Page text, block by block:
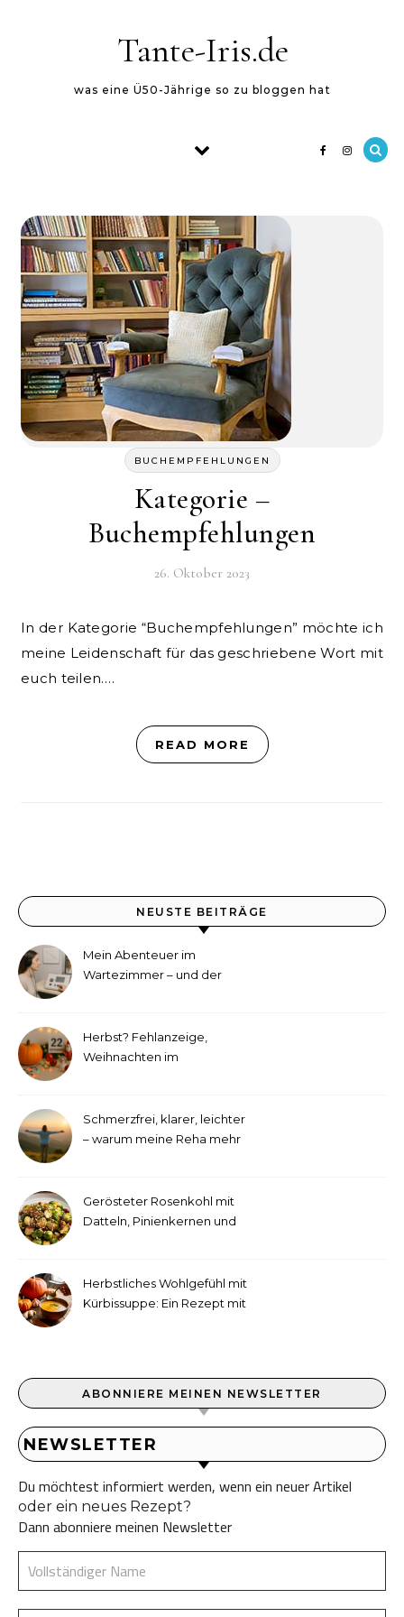
Tante-Iris.de
was eine Ü50-Jährige so zu bloggen hat
BUCHEMPFEHLUNGEN
Kategorie –
Buchempfehlungen
26. Oktober 2023
In der Kategorie “Buchempfehlungen” möchte ich
meine Leidenschaft für das geschriebene Wort mit
euch teilen.…
READ MORE
NEUSTE BEITRÄGE
Mein Abenteuer im
Wartezimmer – und der
Herbst? Fehlanzeige,
Weihnachten im
Schmerzfrei, klarer, leichter
– warum meine Reha mehr
Gerösteter Rosenkohl mit
Datteln, Pinienkernen und
Herbstliches Wohlgefühl mit
Kürbissuppe: Ein Rezept mit
ABONNIERE MEINEN NEWSLETTER
NEWSLETTER
Du möchtest informiert werden, wenn ein neuer Artikel
oder ein neues Rezept?
Dann abonniere meinen Newsletter